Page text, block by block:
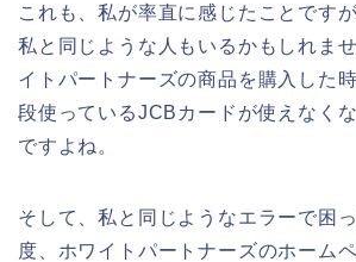
これも、私が率直に感じたことです
私と同じような人もいるかもしれま
イトパートナーズの商品を購入した
段使っているJCBカードが使えなく
ですよね。
そして、私と同じようなエラーで困
度、ホワイトパートナーズのホーム